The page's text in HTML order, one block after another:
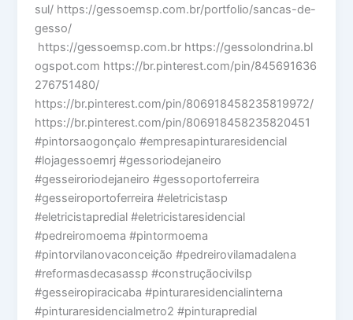
sul/ https://gessoemsp.com.br/portfolio/sancas-de-
gesso/
https://gessoemsp.com.br https://gessolondrina.bl
ogspot.com https://br.pinterest.com/pin/845691636
276751480/
https://br.pinterest.com/pin/806918458235819972/
https://br.pinterest.com/pin/806918458235820451
#pintorsaogonçalo #empresapinturaresidencial
#lojagessoemrj #gessoriodejaneiro
#gesseiroriodejaneiro #gessoportoferreira
#gesseiroportoferreira #eletricistasp
#eletricistapredial #eletricistaresidencial
#pedreiromoema #pintormoema
#pintorvilanovaconceição #pedreirovilamadalena
#reformasdecasassp #construçãocivilsp
#gesseiropiracicaba #pinturaresidencialinterna
#pinturaresidencialmetro2 #pinturapredial